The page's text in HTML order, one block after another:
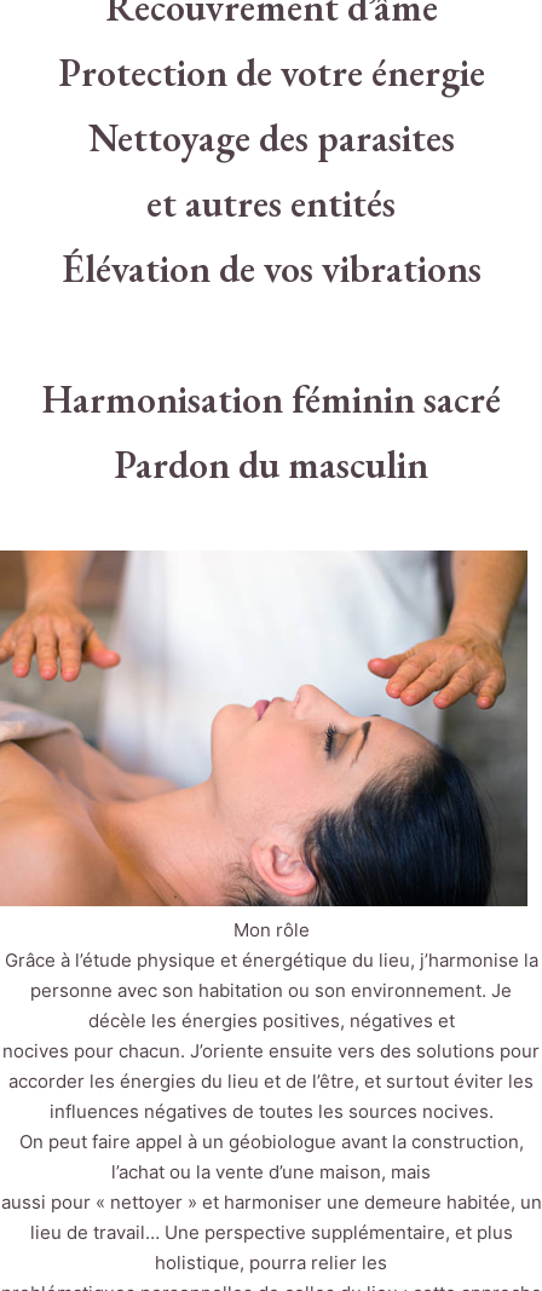
Protection de votre énergie
Nettoyage des parasites
et autres entités
Élévation de vos vibrations
Harmonisation féminin sacré
Pardon du masculin
Mon rôle
Grâce à l’étude physique et énergétique du lieu, j’harmonise la
personne avec son habitation ou son environnement. Je
décèle les énergies positives, négatives et
nocives pour chacun. J’oriente ensuite vers des solutions pour
accorder les énergies du lieu et de l’être, et surtout éviter les
influences négatives de toutes les sources nocives.
On peut faire appel à un géobiologue avant la construction,
l’achat ou la vente d’une maison, mais
aussi pour « nettoyer » et harmoniser une demeure habitée, un
lieu de travail… Une perspective supplémentaire, et plus
holistique, pourra relier les